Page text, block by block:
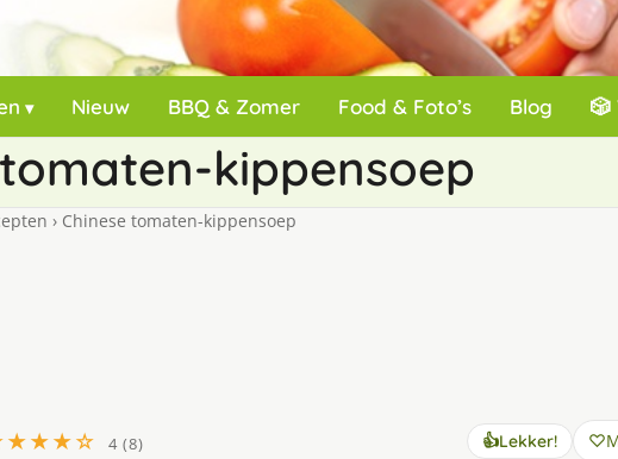
Nieuw BBQ & Zomer Food & Foto’s Blog 🎲
kippensoep
› Chinese tomaten-kippensoep
4 (8) 👍Lekker!